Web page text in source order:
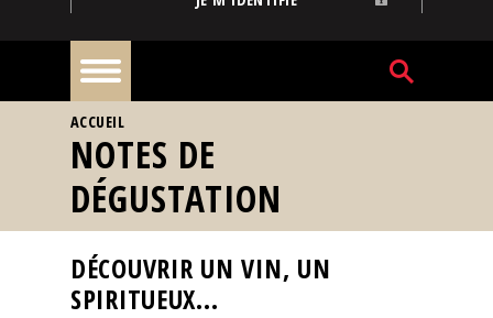
À
la
une
Reportages
Nos
VOUS ÊTES ICI
ACCUEIL
NOTES DE
DÉGUSTATION
DÉCOUVRIR UN VIN, UN
SPIRITUEUX...